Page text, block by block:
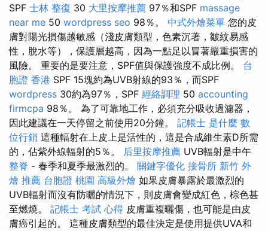
SPF 士林 整復 30 大里按摩推薦 97％和SPF massage
near me 50 wordpress seo 98％。 中式外燴菜單 您的皮
膚對陽光損傷越敏感（淺皮膚類型，色素沉著，皺紋易感
性，脫水等），保護層越高，因為一點足以冒著嚴重損害的
風險。 重要的是要注意，SPF值與保護強度不成比例。 台
胞證 香港 SPF 15塊約為UVB射線的93％，而SPF
wordpress 30約為97％，SPF 經絡調理 50 accounting
firmcpa 98％。 為了可靠地工作，必須充分吸收過濾器，
因此建議在一天停留之前使用20分鐘。 記帳士 是什麼 數
位行銷 這種輻射在上皮上是活性的，這是合成維生素D所需
的，佔紫外線輻射的5％。 后里按摩推薦 UVB輻射是中午
整脊 - 春季和夏季最激烈的。 關鍵字優化 接骨所 新竹 外
燴 推薦 台胞證 桃園 高級外燴 如果皮膚暴露於最激烈的
UVB輻射而沒有防曬的情況下，則皮膚會變成紅色，棕色甚
至燃燒。 記帳士 考試 心得 皮膚重複曬傷，也可能是由皮
膚癌引起的。 這種皮膚類型的最佳決定是使用提供UVA和